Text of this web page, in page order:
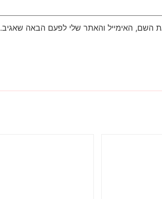
השם, האימייל והאתר שלי לפעם הבאה שאגיב.